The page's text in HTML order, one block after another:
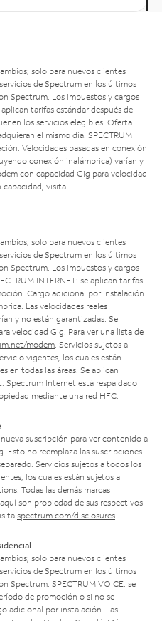
solo para nuevos clientes
de Spectrum en los últimos
Spectrum. Los impuestos y cargos
tarifas estándar después del
los servicios elegibles. Oferta
el mismo día. SPECTRUM
Velocidades basadas en conexión
conexión inalámbrica) varían y
con capacidad Gig para velocidad
capacidad, visita
solo para nuevos clientes
de Spectrum en los últimos
Spectrum. Los impuestos y cargos
INTERNET: se aplican tarifas
Cargo adicional por instalación.
Las velocidades reales
y no están garantizadas. Se
velocidad Gig. Para ver una lista de
modem . Servicios sujetos a
vigentes, los cuales están
en todas las áreas. Se aplican
Spectrum Internet está respaldado
mediante una red HFC.
suscripción para ver contenido a
Esto no reemplaza las suscripciones
Servicios sujetos a todos los
los cuales están sujetos a
Todas las demás marcas
son propiedad de sus respectivos
spectrum.com/disclosures
solo para nuevos clientes
de Spectrum en los últimos
Spectrum. SPECTRUM VOICE: se
de promoción o si no se
adicional por instalación. Las